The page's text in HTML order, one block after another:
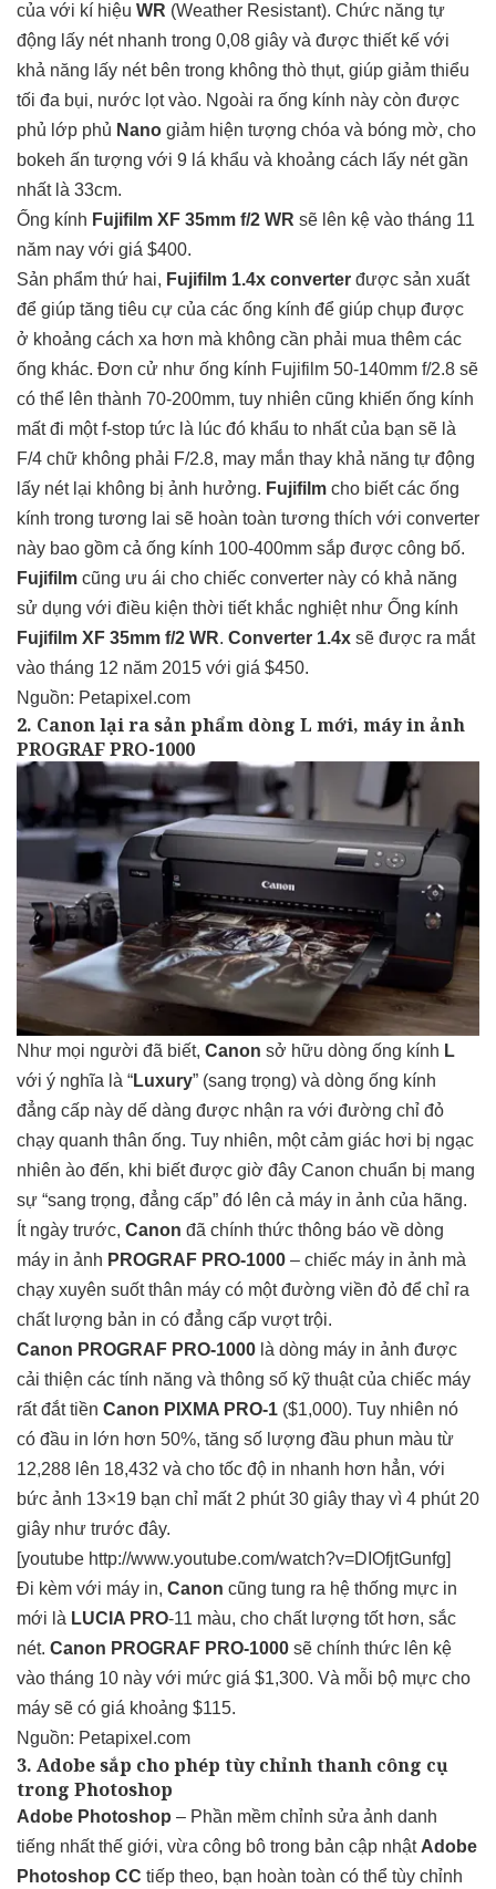
của với kí hiệu WR (Weather Resistant). Chức năng tự
động lấy nét nhanh trong 0,08 giây và được thiết kế với
khả năng lấy nét bên trong không thò thụt, giúp giảm thiểu
tối đa bụi, nước lọt vào. Ngoài ra ống kính này còn được
phủ lớp phủ Nano giảm hiện tượng chóa và bóng mờ, cho
bokeh ấn tượng với 9 lá khẩu và khoảng cách lấy nét gần
nhất là 33cm.
Ống kính Fujifilm XF 35mm f/2 WR sẽ lên kệ vào tháng 11
năm nay với giá $400.
Sản phẩm thứ hai, Fujifilm 1.4x converter được sản xuất
để giúp tăng tiêu cự của các ống kính để giúp chụp được
ở khoảng cách xa hơn mà không cần phải mua thêm các
ống khác. Đơn cử như ống kính Fujifilm 50-140mm f/2.8 sẽ
có thể lên thành 70-200mm, tuy nhiên cũng khiến ống kính
mất đi một f-stop tức là lúc đó khẩu to nhất của bạn sẽ là
F/4 chữ không phải F/2.8, may mắn thay khả năng tự động
lấy nét lại không bị ảnh hưởng. Fujifilm cho biết các ống
kính trong tương lai sẽ hoàn toàn tương thích với converter
này bao gồm cả ống kính 100-400mm sắp được công bố.
Fujifilm cũng ưu ái cho chiếc converter này có khả năng
sử dụng với điều kiện thời tiết khắc nghiệt như Ống kính
Fujifilm XF 35mm f/2 WR. Converter 1.4x sẽ được ra mắt
vào tháng 12 năm 2015 với giá $450.
Nguồn: Petapixel.com
2. Canon lại ra sản phẩm dòng L mới, máy in ảnh
PROGRAF PRO-1000
Như mọi người đã biết, Canon sở hữu dòng ống kính L
với ý nghĩa là “Luxury” (sang trọng) và dòng ống kính
đẳng cấp này dế dàng được nhận ra với đường chỉ đỏ
chạy quanh thân ống. Tuy nhiên, một cảm giác hơi bị ngạc
nhiên ào đến, khi biết được giờ đây Canon chuẩn bị mang
sự “sang trọng, đẳng cấp” đó lên cả máy in ảnh của hãng.
Ít ngày trước, Canon đã chính thức thông báo về dòng
máy in ảnh PROGRAF PRO-1000 – chiếc máy in ảnh mà
chạy xuyên suốt thân máy có một đường viền đỏ để chỉ ra
chất lượng bản in có đẳng cấp vượt trội.
Canon PROGRAF PRO-1000 là dòng máy in ảnh được
cải thiện các tính năng và thông số kỹ thuật của chiếc máy
rất đắt tiền Canon PIXMA PRO-1 ($1,000). Tuy nhiên nó
có đầu in lớn hơn 50%, tăng số lượng đầu phun màu từ
12,288 lên 18,432 và cho tốc độ in nhanh hơn hẳn, với
bức ảnh 13×19 bạn chỉ mất 2 phút 30 giây thay vì 4 phút 20
giây như trước đây.
[youtube http://www.youtube.com/watch?v=DIOfjtGunfg]
Đi kèm với máy in, Canon cũng tung ra hệ thống mực in
mới là LUCIA PRO-11 màu, cho chất lượng tốt hơn, sắc
nét. Canon PROGRAF PRO-1000 sẽ chính thức lên kệ
vào tháng 10 này với mức giá $1,300. Và mỗi bộ mực cho
máy sẽ có giá khoảng $115.
Nguồn: Petapixel.com
3. Adobe sắp cho phép tùy chỉnh thanh công cụ
trong Photoshop
Adobe Photoshop – Phần mềm chỉnh sửa ảnh danh
tiếng nhất thế giới, vừa công bô trong bản cập nhật Adobe
Photoshop CC tiếp theo, bạn hoàn toàn có thể tùy chỉnh